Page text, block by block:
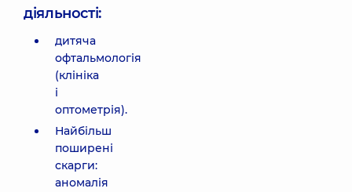
діяльності:
дитяча
офтальмологія
(клініка
і
оптометрія).
Найбільш
поширені
скарги:
аномалія